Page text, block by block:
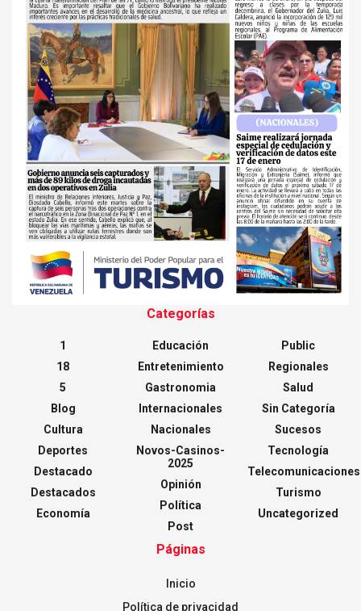
Categorías
1
18
5
Blog
Cultura
Deportes
Destacado
Destacados
Economía
Educación
Entretenimiento
Gastronomia
Internacionales
Nacionales
Novos-Casinos-
2025
Opinión
Política
Post
Public
Regionales
Salud
Sin Categoría
Sucesos
Tecnología
Telecomunicaciones
Turismo
Uncategorized
Páginas
Inicio
Política de privacidad